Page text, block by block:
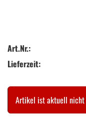
Art.Nr.:
Lieferzeit:
Artikel ist aktuell nicht